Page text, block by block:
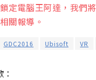
定電腦王阿達，我們
關報導。
GDC2016 Ubisoft VR